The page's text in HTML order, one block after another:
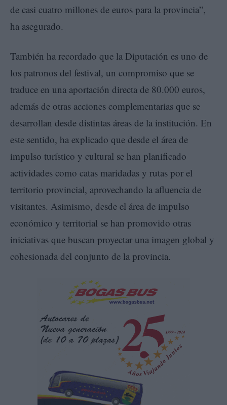
de casi cuatro millones de euros para la provincia”,
ha asegurado.
También ha recordado que la Diputación es uno de
los patronos del festival, un compromiso que se
traduce en una aportación directa de 80.000 euros,
además de otras acciones complementarias que se
desarrollan desde distintas áreas de la institución. En
este sentido, ha explicado que desde el área de
impulso turístico y cultural se han planificado
actividades como catas maridadas y rutas por el
territorio provincial, aprovechando la afluencia de
visitantes. Asimismo, desde el área de impulso
económico y territorial se han promovido otras
iniciativas que buscan proyectar una imagen global y
cohesionada del conjunto de la provincia.